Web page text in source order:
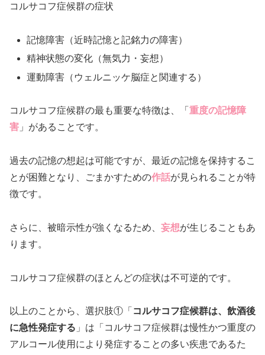
コルサコフ症候群の症状
記憶障害（近時記憶と記銘力の障害）
精神状態の変化（無気力・妄想）
運動障害（ウェルニッケ脳症と関連する）
コルサコフ症候群の最も重要な特徴は、「 重度の記憶障
害 」があることです。
過去の記憶の想起は可能ですが、最近の記憶を保持するこ
とが困難となり、ごまかすための作話が見られることが特
徴です。
さらに、被暗示性が強くなるため、 妄想が生じることもあ
ります。
コルサコフ症候群のほとんどの症状は不可逆的です。
以上のことから、選択肢①「 コルサコフ症候群は、飲酒後
に急性発症する 」は「コルサコフ症候群は慢性かつ重度の
アルコール使用により発症することの多い疾患であるた